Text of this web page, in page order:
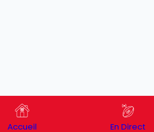
Accueil En Direct